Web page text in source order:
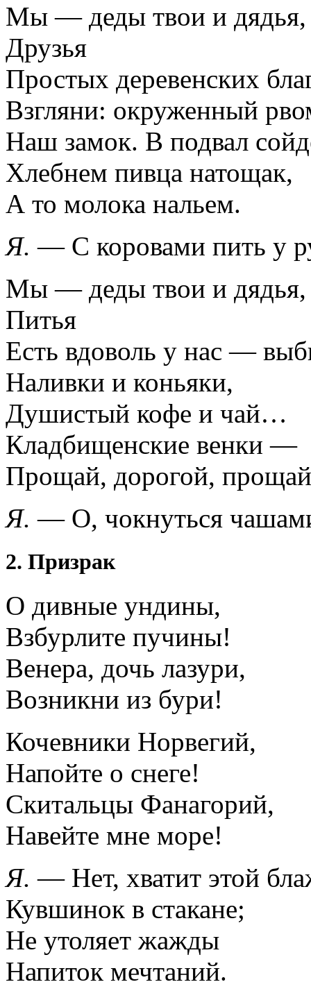
Мы — деды твои и дядья,
Друзья
Простых деревенских
Взгляни: окруженный
Наш замок. В подвал
Хлебнем пивца натощак,
А то молока нальем.
Я. — С коровами пить у
Мы — деды твои и дядья,
Питья
Есть вдоволь у нас —
Наливки и коньяки,
Душистый кофе и чай…
Кладбищенские венки —
Прощай, дорогой,
Я. — О, чокнуться
2. Призрак
О дивные ундины,
Взбурлите пучины!
Венера, дочь лазури,
Возникни из бури!
Кочевники Норвегий,
Напойте о снеге!
Скитальцы Фанагорий,
Навейте мне море!
Я. — Нет, хватит этой
Кувшинок в стакане;
Не утоляет жажды
Напиток мечтаний.